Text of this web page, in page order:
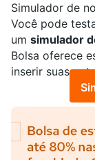
Simulador de
Você pode
um simulador
Bolsa oferece
inserir suas